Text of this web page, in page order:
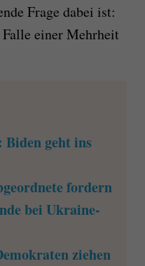
Frage dabei ist:
einer Mehrheit
geht ins
fordern
bei Ukraine-
ziehen